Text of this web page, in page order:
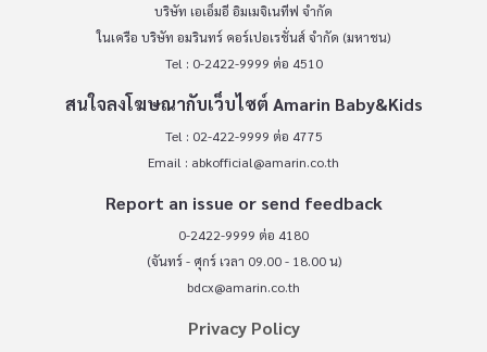
บริษัท เอเอ็มอี อิมเมจิเนทีฟ จำกัด
ในเครือ บริษัท อมรินทร์ คอร์เปอเรชั่นส์ จำกัด (มหาชน)
Tel : 0-2422-9999 ต่อ 4510
สนใจลงโฆษณากับเว็บไซต์ Amarin Baby&Kids
Tel : 02-422-9999 ต่อ 4775
Email : abkofficial@amarin.co.th
Report an issue or send feedback
0-2422-9999 ต่อ 4180
(จันทร์ - ศุกร์ เวลา 09.00 - 18.00 น)
bdcx@amarin.co.th
Privacy Policy